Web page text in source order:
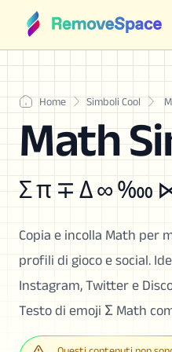
Home Simboli Cool
Math
Σ π ∓ Δ ∞ ‱
Copia e incolla Math per
profili di gioco e social.
Instagram, Twitter e
Testo di emoji Σ Math